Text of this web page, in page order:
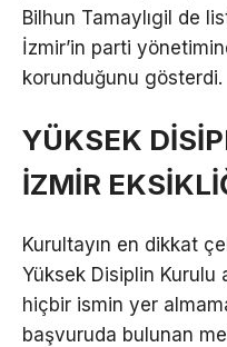
Bilhun Tamaylıgil de
İzmir’in parti
korunduğunu gösterdi.
YÜKSEK
İZMİR
Kurultayın en dikkat
Yüksek Disiplin Kurulu
hiçbir ismin yer
başvuruda bulunan